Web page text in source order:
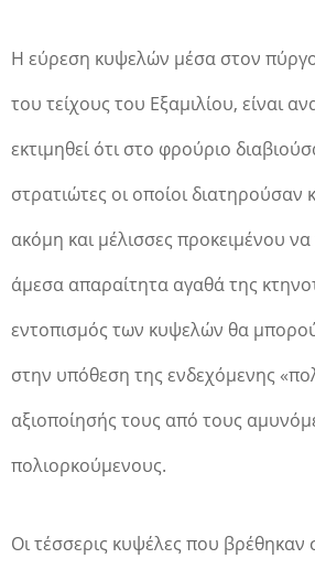
Η εύρεση κυψελών μέσα στον
του τείχους του Εξαμιλίου, είναι
εκτιμηθεί ότι στο φρούριο
στρατιώτες οι οποίοι διατηρούσαν
ακόμη και μέλισσες προκειμένου
άμεσα απαραίτητα αγαθά της
εντοπισμός των κυψελών θα
στην υπόθεση της ενδεχόμενης
αξιοποίησής τους από τους
πολιορκούμενους.
Oι τέσσερις κυψέλες που